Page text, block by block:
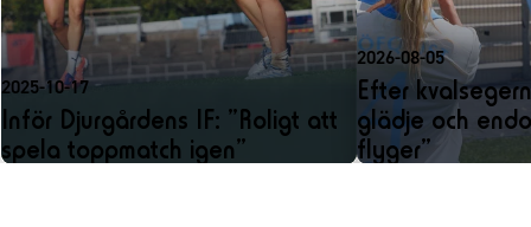
2025-10-17
Inför Djurgårdens IF: ”Roligt att
spela toppmatch igen”
2026-08-05
Efter
glädje och
flyger”